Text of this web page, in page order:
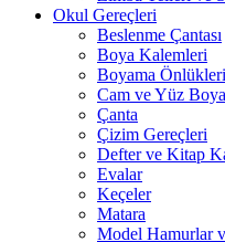
Okul Gereçleri
Beslenme Çantası
Boya Kalemleri
Boyama Önlükleri
Cam ve Yüz
Çanta
Çizim Gereçleri
Defter ve Kitap
Evalar
Keçeler
Matara
Model Hamurlar